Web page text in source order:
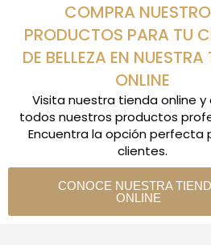
COMPRA
PRODUCTOS PARA TU
DE BELLEZA EN
ONLINE
Visita nuestra tienda online y
todos nuestros productos
Encuentra la opción perfecta
clientes.
CONOCE NUESTRA
ONLINE